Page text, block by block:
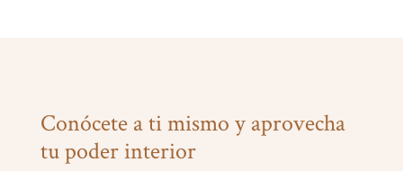
Conócete a ti mismo y aprovecha
tu poder interior